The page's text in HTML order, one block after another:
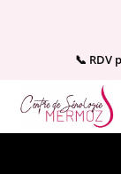
📞 RDV